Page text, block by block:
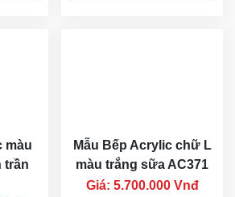
màu
trần
Mẫu Bếp Acrylic chữ L
màu trắng sữa AC371
Giá: 5.700.000 Vnđ